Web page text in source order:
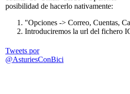
posibilidad de hacerlo nativamente:
"Opciones -> Correo, Cuentas,
Introduciremos la url del fichero
Tweets por
@AsturiesConBici